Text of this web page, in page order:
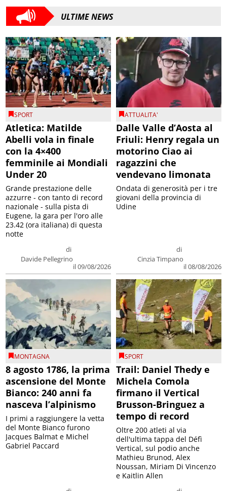
ULTIME NEWS
SPORT
Atletica: Matilde
Abelli vola in finale
con la 4×400
femminile ai Mondiali
Under 20
di
Davide Pellegrino
il 09/08/2026
Grande prestazione delle
azzurre - con tanto di record
nazionale - sulla pista di
Eugene, la gara per l'oro alle
23.42 (ora italiana) di questa
notte
ATTUALITA'
Dalle Valle d’Aosta al
Friuli: Henry regala un
motorino Ciao ai
ragazzini che
vendevano limonata
di
Cinzia Timpano
il 08/08/2026
Ondata di generosità per i tre
giovani della provincia di
Udine
MONTAGNA
8 agosto 1786, la prima
ascensione del Monte
Bianco: 240 anni fa
nasceva l’alpinismo
I primi a raggiungere la vetta
del Monte Bianco furono
Jacques Balmat e Michel
Gabriel Paccard
SPORT
Trail: Daniel Thedy e
Michela Comola
firmano il Vertical
Brusson-Bringuez a
tempo di record
Oltre 200 atleti al via
dell'ultima tappa del Défì
Vertical, sul podio anche
Mathieu Brunod, Alex
Noussan, Miriam Di Vincenzo
e Kaitlin Allen